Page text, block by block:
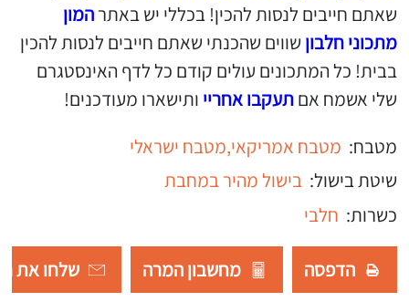
שאתם חייבים לנסות להכין! בכללי יש באתרהמון
מתכוני חלבון שווים שהכנתי שאתם חייבים לנסות להכין
בבית! כל המתכונים עולים קודם כל לדף האינסטגרם
שלי אשמח אםתעקבו אחריי ותישארו מעודכנים!
מטבח: מטבח אמריקאי,מטבח ישראלי
שיטת בישול: בישול מהיר במחבת
כשרות: חלבי
הדפסה מחשבון המרה שלחו את